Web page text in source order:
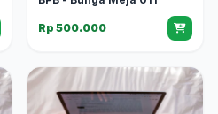
Rp 500.000